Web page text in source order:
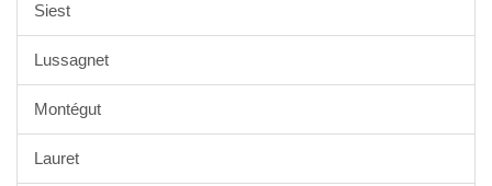
Siest
Lussagnet
Montégut
Lauret